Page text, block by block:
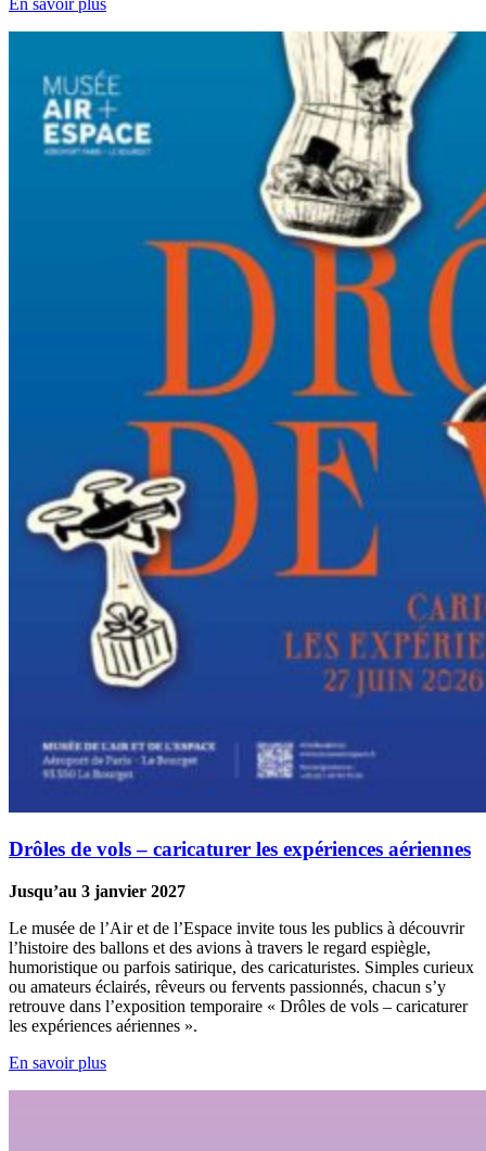
En savoir plus
Drôles de vols – caricaturer les expériences aériennes
Jusqu’au 3 janvier 2027
Le musée de l’Air et de l’Espace invite tous les publics à découvrir
l’histoire des ballons et des avions à travers le regard espiègle,
humoristique ou parfois satirique, des caricaturistes. Simples curieux
ou amateurs éclairés, rêveurs ou fervents passionnés, chacun s’y
retrouve dans l’exposition temporaire « Drôles de vols – caricaturer
les expériences aériennes ».
En savoir plus